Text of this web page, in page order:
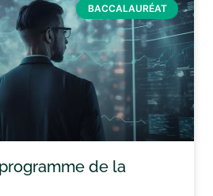
BACCALAURÉAT
de la